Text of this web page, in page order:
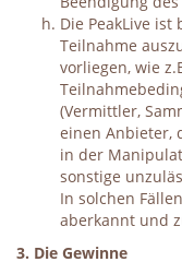
Die PeakLive
Teilnahme
vorliegen, wie
(Vermittler,
einen Anbieter,
in der
sonstige
In solchen
aberkannt und
3. Die Gewinne